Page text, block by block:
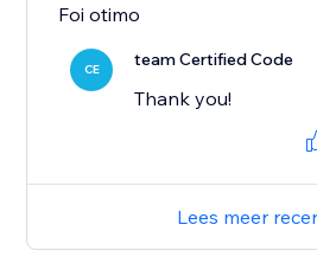
Foi otimo
CE team Certified Code
Thank you!
Lees meer